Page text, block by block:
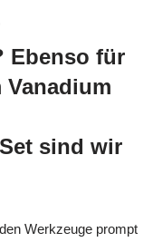
Ebenso für
Vanadium
sind wir
Werkzeuge prompt